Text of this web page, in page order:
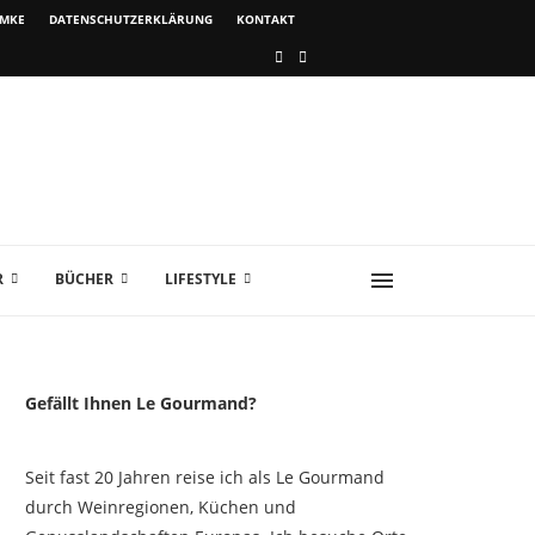
DATENSCHUTZERKLÄRUNG KONTAKT
BÜCHER LIFESTYLE
Gefällt Ihnen Le Gourmand?
Seit fast 20 Jahren reise ich als Le Gourmand
durch Weinregionen, Küchen und